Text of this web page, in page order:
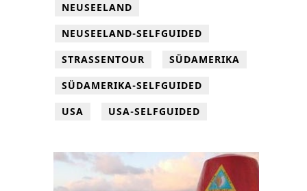
NEUSEELAND
NEUSEELAND-SELFGUIDED
STRASSENTOUR
SÜDAMERIKA
SÜDAMERIKA-SELFGUIDED
USA
USA-SELFGUIDED